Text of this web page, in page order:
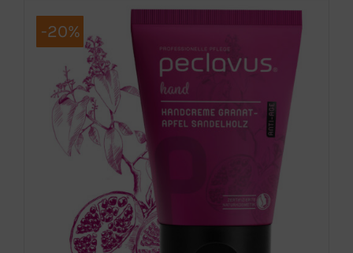
on
mitu
varianti.
Valikuid
saab
teha
tootelehel.
-20%